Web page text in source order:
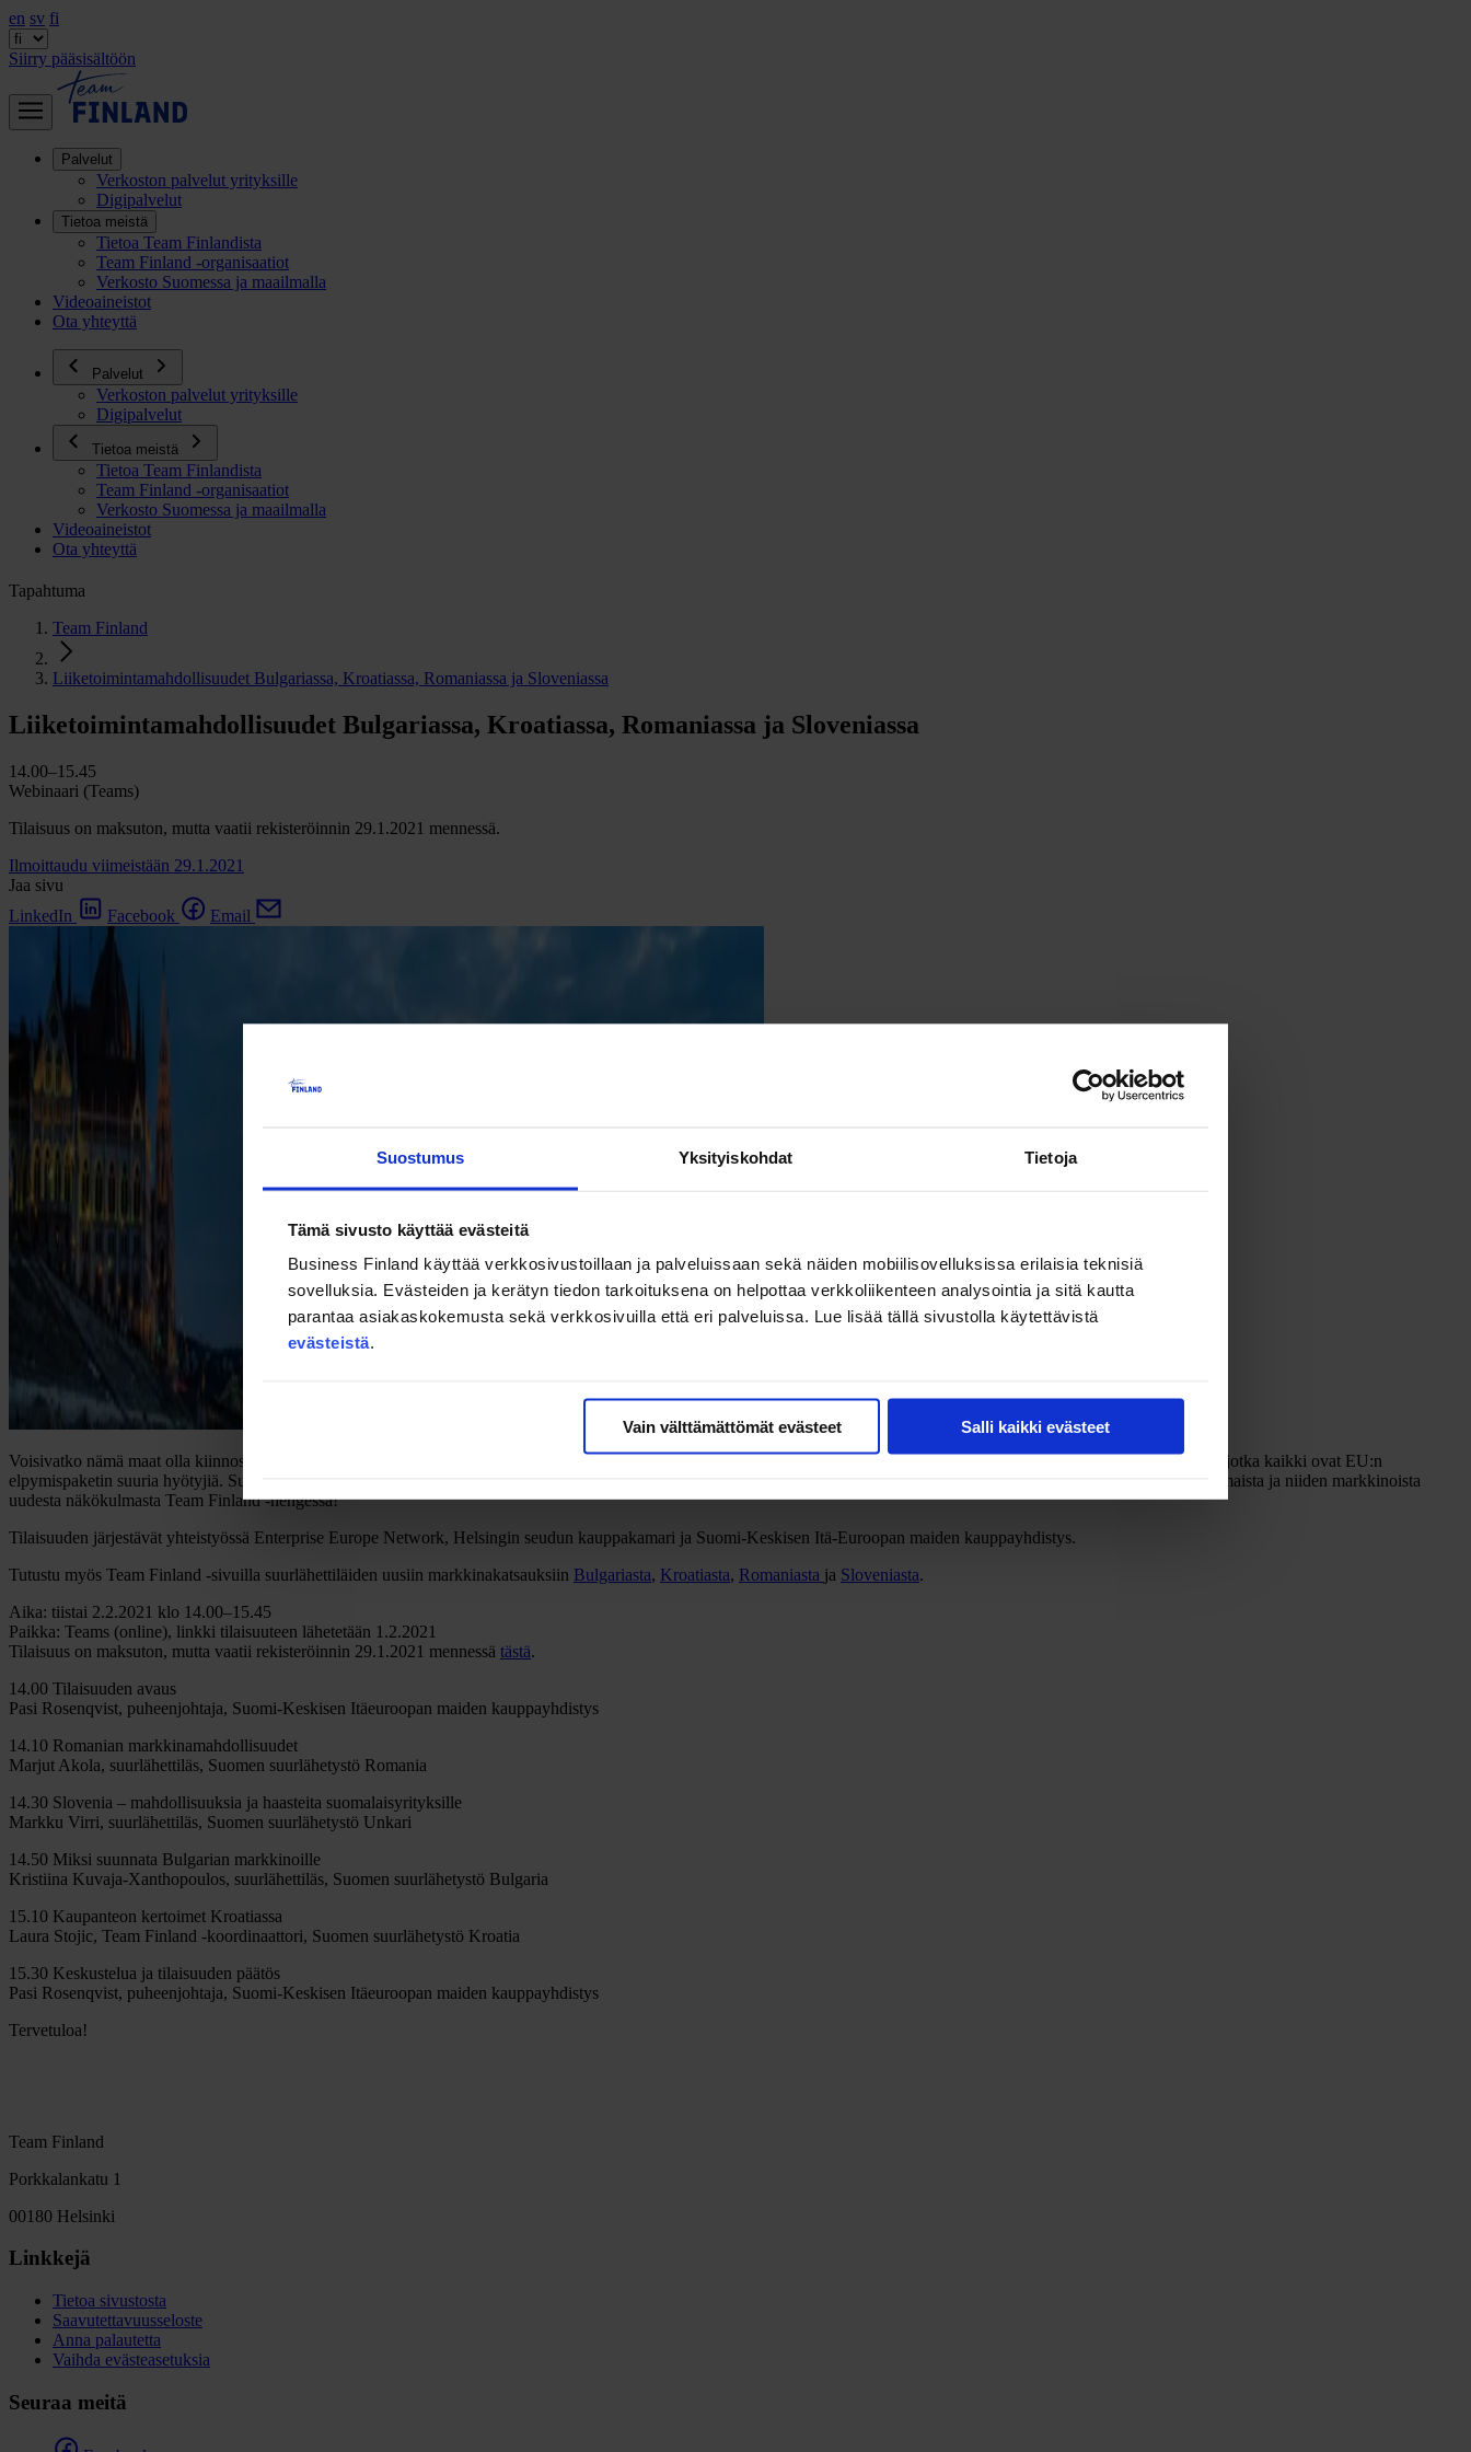
Suostumus Yksityiskohdat Tietoja
Tämä sivusto käyttää evästeitä
Business Finland käyttää verkkosivustoillaan ja palveluissaan sekä näiden mobiilisovelluksissa erilaisia teknisiä
sovelluksia. Evästeiden ja kerätyn tiedon tarkoituksena on helpottaa verkkoliikenteen analysointia ja sitä kautta
parantaa asiakaskokemusta sekä verkkosivuilla että eri palveluissa. Lue lisää tällä sivustolla käytettävistä
evästeistä.
Vain välttämättömät evästeet Salli kaikki evästeet
en sv fi
Siirry pääsisältöön
Palvelut
Verkoston palvelut yrityksille
Digipalvelut
Tietoa meistä
Tietoa Team Finlandista
Team Finland -organisaatiot
Verkosto Suomessa ja maailmalla
Videoaineistot
Ota yhteyttä
Palvelut
Verkoston palvelut yrityksille
Digipalvelut
Tietoa meistä
Tietoa Team Finlandista
Team Finland -organisaatiot
Verkosto Suomessa ja maailmalla
Videoaineistot
Ota yhteyttä
Tapahtuma
Team Finland
Liiketoimintamahdollisuudet Bulgariassa, Kroatiassa, Romaniassa ja Sloveniassa
Liiketoimintamahdollisuudet Bulgariassa, Kroatiassa, Romaniassa ja Sloveniassa
14.00–15.45
Webinaari (Teams)
Tilaisuus on maksuton, mutta vaatii rekisteröinnin 29.1.2021 mennessä.
Ilmoittaudu viimeistään 29.1.2021
Jaa sivu
LinkedIn
Facebook Email
Voisivatko nämä maat olla kiinnostavia tulevaisuuden kauppakumppaneita kesälomakohteiden lisäksi? Kurkistus Kaakkois-Euroopan markkinoille avaa uusia näköaloja maihin, jotka kaikki ovat EU:n
elpymispaketin suuria hyötyjiä. Suomalaisten yritysten osaamiselle ja innovaatioille on kysyntää muun muassa vihreissä teknologioissa ja digitalisaatiossa. Tule kuulemaan lisää maista ja niiden markkinoista
uudesta näkökulmasta Team Finland -hengessä!
Tilaisuuden järjestävät yhteistyössä Enterprise Europe Network, Helsingin seudun kauppakamari ja Suomi-Keskisen Itä-Euroopan maiden kauppayhdistys.
Tutustu myös Team Finland -sivuilla suurlähettiläiden uusiin markkinakatsauksiin Bulgariasta, Kroatiasta, Romaniasta ja Sloveniasta.
Aika: tiistai 2.2.2021 klo 14.00–15.45
Paikka: Teams (online), linkki tilaisuuteen lähetetään 1.2.2021
Tilaisuus on maksuton, mutta vaatii rekisteröinnin 29.1.2021 mennessä tästä.
14.00 Tilaisuuden avaus
Pasi Rosenqvist, puheenjohtaja, Suomi-Keskisen Itäeuroopan maiden kauppayhdistys
14.10 Romanian markkinamahdollisuudet
Marjut Akola, suurlähettiläs, Suomen suurlähetystö Romania
14.30 Slovenia – mahdollisuuksia ja haasteita suomalaisyrityksille
Markku Virri, suurlähettiläs, Suomen suurlähetystö Unkari
14.50 Miksi suunnata Bulgarian markkinoille
Kristiina Kuvaja-Xanthopoulos, suurlähettiläs, Suomen suurlähetystö Bulgaria
15.10 Kaupanteon kertoimet Kroatiassa
Laura Stojic, Team Finland -koordinaattori, Suomen suurlähetystö Kroatia
15.30 Keskustelua ja tilaisuuden päätös
Pasi Rosenqvist, puheenjohtaja, Suomi-Keskisen Itäeuroopan maiden kauppayhdistys
Tervetuloa!
Team Finland
Porkkalankatu 1
00180 Helsinki
Linkkejä
Tietoa sivustosta
Saavutettavuusseloste
Anna palautetta
Vaihda evästeasetuksia
Seuraa meitä